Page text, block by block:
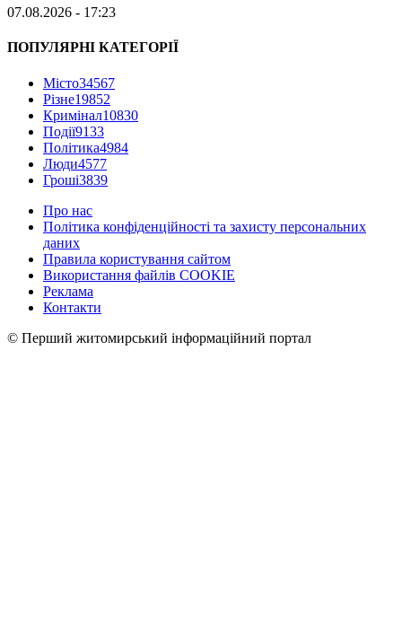
07.08.2026 - 17:23
ПОПУЛЯРНІ КАТЕГОРІЇ
Місто34567
Різне19852
Кримінал10830
Події9133
Політика4984
Люди4577
Гроші3839
Про нас
Політика конфіденційності та захисту персональних
даних
Правила користування сайтом
Використання файлів COOKIE
Реклама
Контакти
© Перший житомирський інформаційний портал